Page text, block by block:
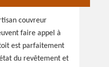
couvreur
faire appel à
est parfaitement
du revêtement et